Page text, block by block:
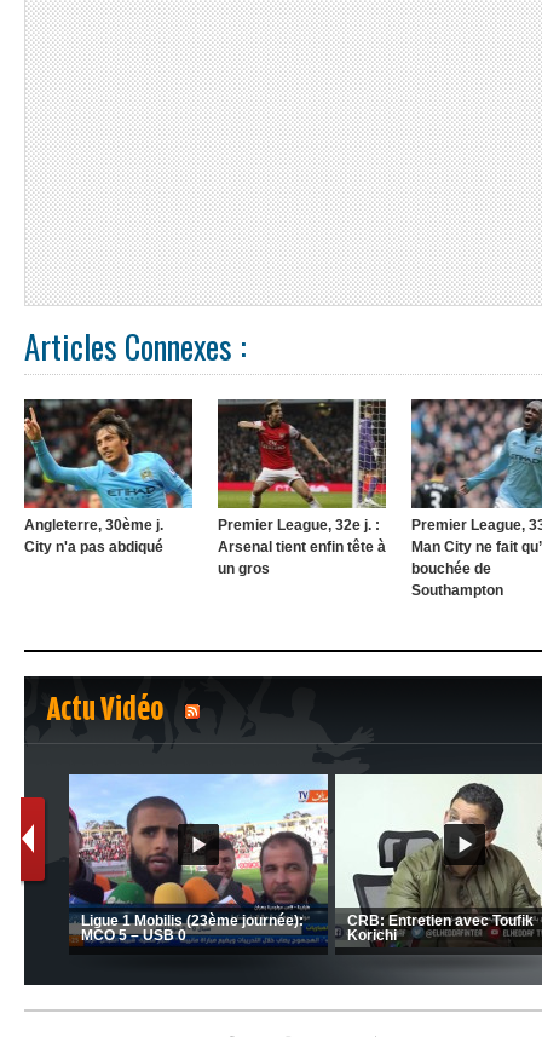
Articles Connexes :
Angleterre, 30ème j.
City n'a pas abdiqué
Premier League, 32e j. :
Arsenal tient enfin tête à
un gros
Premier League,
Man City ne fait
bouchée de
Southampton
Actu Vidéo
1 2
MCA: Kaci-Saïd évoque le
succès du Mouloudia face
MFM
JSK: Brahim Zafour évoque la
situation du club